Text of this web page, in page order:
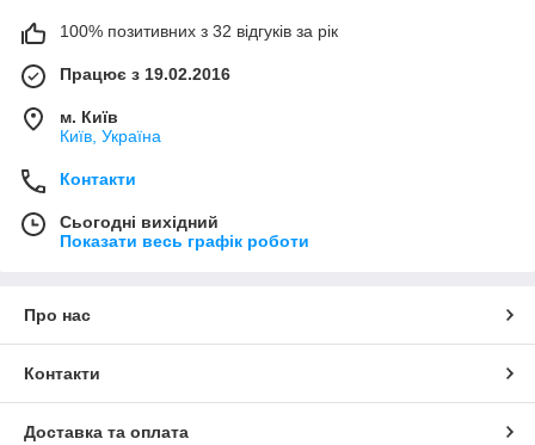
100% позитивних з 32 відгуків за рік
Працює з 19.02.2016
м. Київ
Київ, Україна
Контакти
Сьогодні вихідний
Показати весь графік роботи
Про нас
Контакти
Доставка та оплата